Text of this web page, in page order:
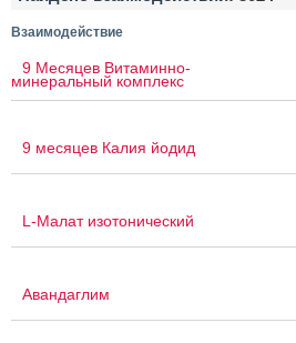
Взаимодействие
9 Месяцев Витаминно-
минеральный комплекс
9 месяцев Калия йодид
L-Малат изотонический
Авандаглим